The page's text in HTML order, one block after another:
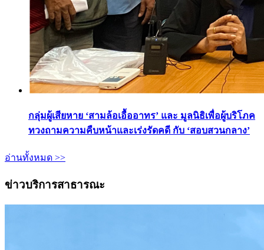
กลุ่มผู้เสียหาย ‘สามล้อเอื้ออาทร’ และ มูลนิธิเพื่อผู้บริโภค
ทวงถามความคืบหน้าและเร่งรัดคดี กับ ‘สอบสวนกลาง’
อ่านทั้งหมด >>
ข่าวบริการสาธารณะ